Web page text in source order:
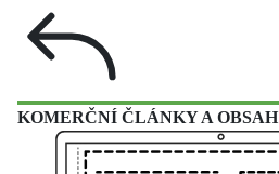
KOMERČNÍ ČLÁNKY A OBSAH